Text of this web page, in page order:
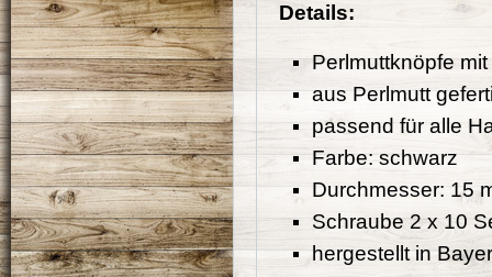
Details:
Perlmuttknöpfe
aus Perlmutt
passend für alle
Farbe: schwarz
Durchmesser: 15
Schraube 2 x 10
hergestellt in